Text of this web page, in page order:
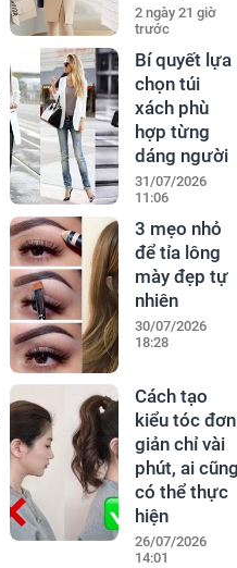
2 ngày 21 giờ
trước
Bí quyết lựa
chọn túi
xách phù
hợp từng
dáng người
31/07/2026
11:06
3 mẹo nhỏ
để tỉa lông
mày đẹp tự
nhiên
30/07/2026
18:28
Cách tạo
kiểu tóc đơn
giản chỉ vài
phút, ai
có thể thực
hiện
26/07/2026
14:01